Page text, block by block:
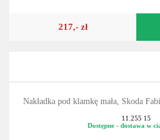
217,- zł
Nakładka pod klamkę mała, Skoda
11.255 15
Dostępne - dostawa w